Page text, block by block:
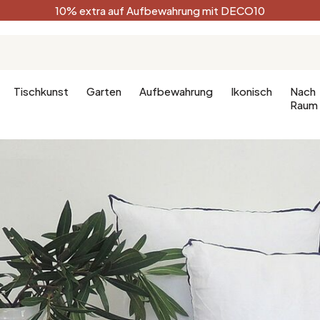
10% extra auf Aufbewahrung mit DECO10
Tischkunst Garten Aufbewahrung Ikonisch
Nach
Raum
Küchenmöbel
Leuchte für die Küche
Dekoration
Terracotta
Schwarz
Weiß
Waldgrün
Celadon
Pfauenblau
Golden